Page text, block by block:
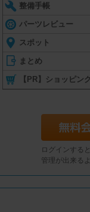
整備手帳
パーツレビュー
スポット
まとめ
【PR】ショッピン
ログインする
管理が出来る